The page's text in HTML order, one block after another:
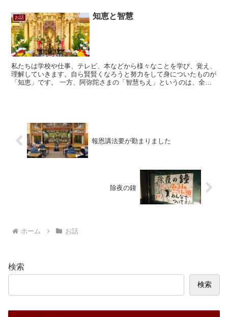
お話 知恵と智慧
私たちは学校や仕事、テレビ、本などから様々なことを学び、覚え、
理解していきます。自ら賢賢くなろうと努力をして身についたものが
「知恵」です。 一方、阿弥陀さまの「智慧ちえ」というのは、全て
報恩講法要が勤まりました
除夜の鐘
ホーム お話
検索
検索